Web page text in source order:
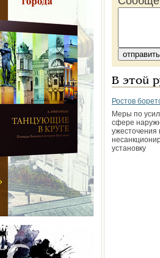
В этой
Ростов
Меры по
сфере
ужесточения
установку